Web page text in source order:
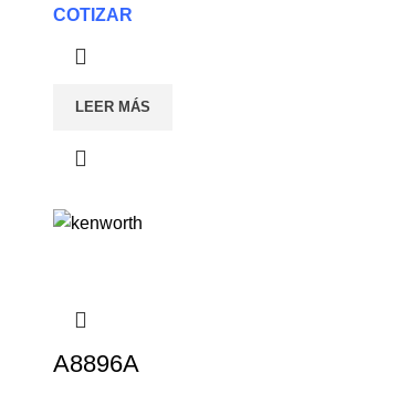
COTIZAR
LEER MÁS
A8896A